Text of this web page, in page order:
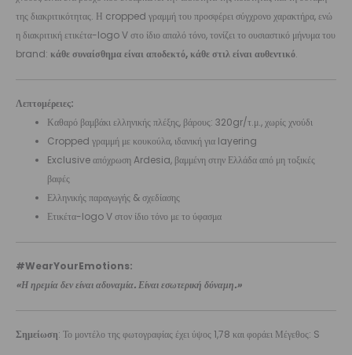
της διακριτικότητας. Η cropped γραμμή του προσφέρει σύγχρονο χαρακτήρα, ενώ
η διακριτική ετικέτα-logo V στο ίδιο απαλό τόνο, τονίζει το ουσιαστικό μήνυμα του
brand: κάθε συναίσθημα είναι αποδεκτό, κάθε στιλ είναι αυθεντικό.
Λεπτομέρειες:
Καθαρό βαμβάκι ελληνικής πλέξης, βάρους: 320gr/τ.μ., χωρίς χνούδι
Cropped γραμμή με κουκούλα, ιδανική για layering
Exclusive απόχρωση Ardesia, βαμμένη στην Ελλάδα από μη τοξικές
βαφές
Ελληνικής παραγωγής & σχεδίασης
Ετικέτα-logo V στον ίδιο τόνο με το ύφασμα
#WearYourEmotions:
«Η ηρεμία δεν είναι αδυναμία. Είναι εσωτερική δύναμη.»
Σημείωση: Το μοντέλο της φωτογραφίας έχει ύψος 1,78 και φοράει Μέγεθος: S